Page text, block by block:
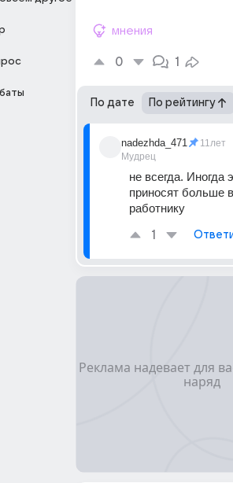
мнения
0 1
По дате По рейтингу
nadezhda_471
Мудрец
11лет
не всегда. Иногда
приносят больше
работнику
1